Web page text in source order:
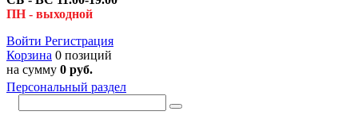
ПН - выходной
Войти Регистрация
Корзина 0 позиций
на сумму 0 руб.
Персональный раздел